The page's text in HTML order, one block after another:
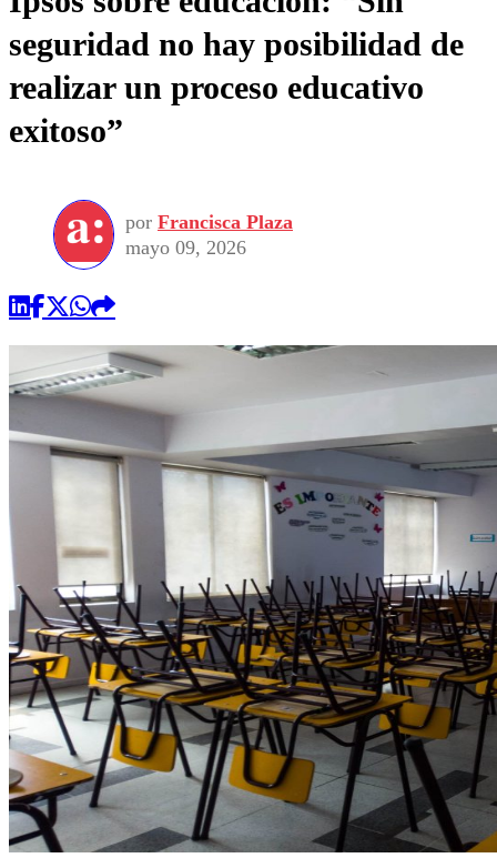
seguridad no hay posibilidad de
realizar un proceso educativo
exitoso”
por Francisca Plaza
mayo 09, 2026